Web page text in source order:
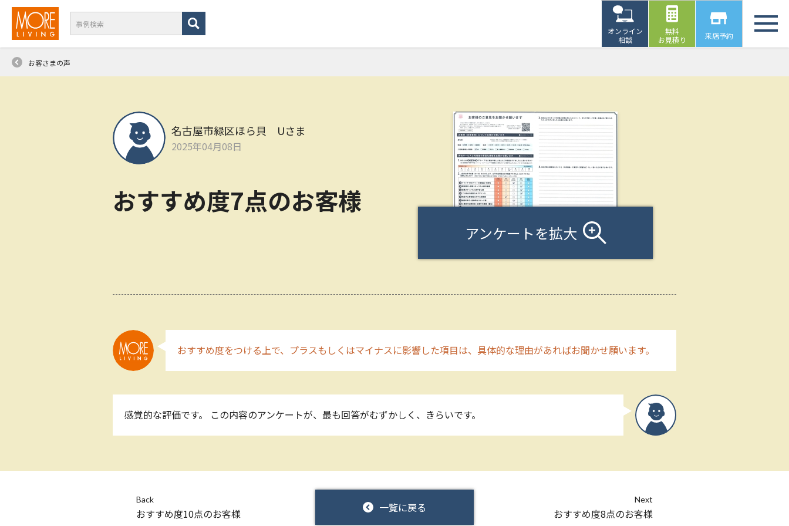
オンライン
相談
無料
お見積り
来店予約
お客さまの声
名古屋市緑区ほら貝 Uさま
2025年04月08日
おすすめ度7点のお客様
アンケートを拡大
おすすめ度をつける上で、プラスもしくはマイナスに影響した項目は、具体的な理由があればお聞かせ願います。
感覚的な評価です。 この内容のアンケートが、最も回答がむずかしく、きらいです。
Back
おすすめ度10点のお客様 一覧に戻る
Next
おすすめ度8点のお客様